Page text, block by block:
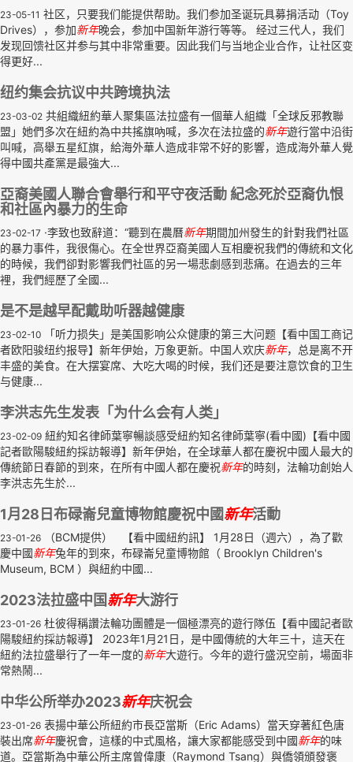
23-05-11 社区，只要我们能提供帮助。我们参加圣诞玩具募捐活动（Toy
Drives），参加新年晚会，参加中国新年游行等等。 经过三代人，我们
发现回馈社区并参与其中非常重要。因此我们与当地企业合作，让社区变
得更好...
纽约集会抗议中共跨境执法
23-03-02 共組織紐約華人聚集區法拉盛有一個華人組織「全球反邪教聯
盟」她們多次在紐約為中共搖旗吶喊，多次在法拉盛的新年遊行當中沿街
叫喊，高舉五星紅旗，給海外華人造成非常不好的影響，造成海外華人覺
得中國共產黨是最強大...
亞裔美國人聯合會舉行和平守夜活動 紀念死於亞裔仇恨
和社區內暴力的生命
23-02-17 ·李致也致辭道：“聽到在農曆新年期間加州發生的針對我們社區
的暴力事件，我很傷心。在全世界亞裔美國人互相慶祝我們的傳統和文化
的時候，我們卻對影響我們社區的另一場悲劇感到悲痛。在過去的三年
裡，我們經歷了全國...
是不是越早配戴助听器越健康
23-02-10 「听力损失」是美国影响公众健康的第三大问题【看中国工商记
者欧阳骏纽约报导】新年伊始，万象更新。中国人欢庆新年，总是离不开
丰盛的美食。在大摆宴席、大吃大喝的时候，我们还是要注意饮食的卫生
与健康...
李洪志先生发表「为什么会有人类」
23-02-09 紐約知名律師葉寧暢談感受紐約知名律師葉寧(看中國)【看中國
記者歐陽駿紐約採訪報導】新年伊始，在全球華人都在慶祝中國人最大的
傳統節日春節的到來，在所有中國人都在慶祝新年的時刻，法輪功創始人
李洪志先生於...
1月28日布碌崙兒童博物館慶祝中國新年活動
23-01-26 （BCM提供） 【看中國紐約訊】 1月28日（週六），為了歡
慶中國新年兔年的到來，布碌崙兒童博物館（ Brooklyn Children's
Museum, BCM ）與紐約中國...
2023法拉盛中国新年大游行
23-01-26 杜彼得稱讚法輪功團體是一個極漂亮的遊行隊伍【看中國記者歐
陽駿紐約採訪報導】 2023年1月21日，是中國傳統的大年三十，這天在
紐約法拉盛舉行了一年一度的新年大遊行。今年的遊行盛況空前，場面非
常熱鬧...
中华公所举办2023新年庆祝会
23-01-26 表揚中華公所紐約市長亞當斯（Eric Adams）當天穿著紅色唐
裝出席新年慶祝會，這樣的中式風格，讓大家都能感受到中國新年的味
道。亞當斯為中華公所主席曾偉康（Raymond Tsang）與僑領頒發褒